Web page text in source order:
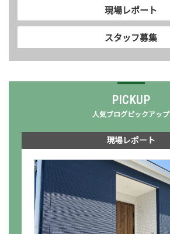
現場レポート
スタッフ募集
PICKUP
人気ブログピックアップ
現場レポート